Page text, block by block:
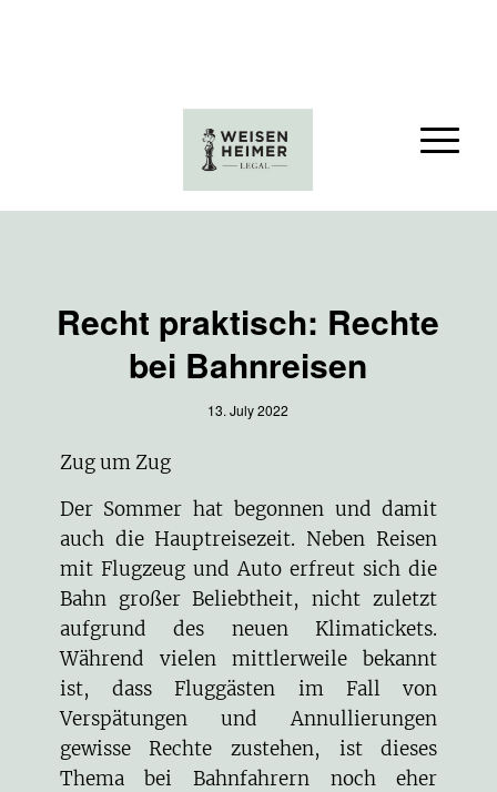
Recht praktisch: Rechte
bei Bahnreisen
13. July 2022
Zug um Zug
Der Sommer hat begonnen und damit
auch die Hauptreisezeit. Neben Reisen
mit Flugzeug und Auto erfreut sich die
Bahn großer Beliebtheit, nicht zuletzt
aufgrund des neuen Klimatickets.
Während vielen mittlerweile bekannt
ist, dass Fluggästen im Fall von
Verspätungen und Annullierungen
gewisse Rechte zustehen, ist dieses
Thema bei Bahnfahrern noch eher